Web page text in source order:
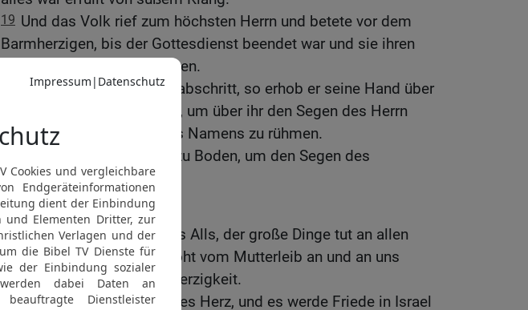
19 Und das Volk rief zum höchsten Herrn und betete vor dem
Barmherzigen, bis der Gottesdienst beendet war und sie ihren
Opferdienst vollbracht hatten.
Wenn er nun wieder herabschritt, so erhob er seine Hand über
die ganze Gemeinde Israel, um über ihr den Segen des Herrn
auszurufen und sich seines Namens zu rühmen.
Da fielen sie abermals zu Boden, um den Segen des
Höchsten zu empfangen.
Dank und Bitte
22 Nun dankt dem Gott des Alls, der große Dinge tut an allen
Enden, der unsre Tage erhöht vom Mutterleib an und an uns
handelt nach seiner Barmherzigkeit.
23 Er gebe uns ein fröhliches Herz, und es werde Friede in Israel